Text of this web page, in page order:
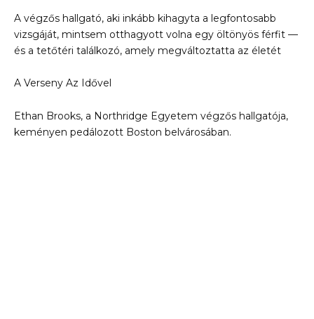
A végzős hallgató, aki inkább kihagyta a legfontosabb
vizsgáját, mintsem otthagyott volna egy öltönyös férfit —
és a tetőtéri találkozó, amely megváltoztatta az életét
A Verseny Az Idővel
Ethan Brooks, a Northridge Egyetem végzős hallgatója,
keményen pedálozott Boston belvárosában.